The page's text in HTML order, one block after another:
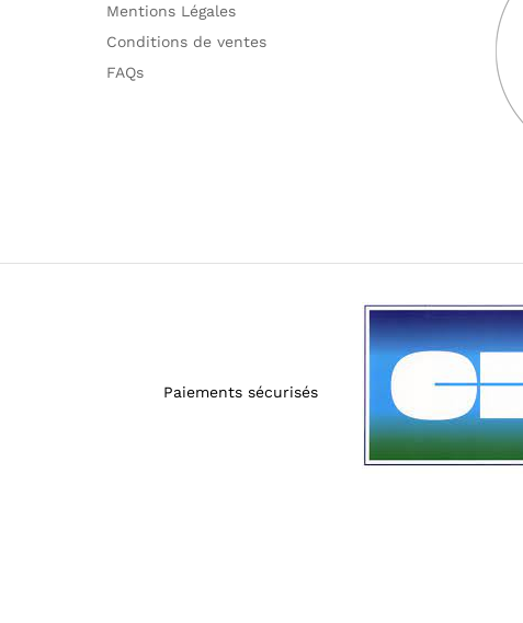
Mentions Légales
Conditions de ventes
FAQs
Paiements sécurisés